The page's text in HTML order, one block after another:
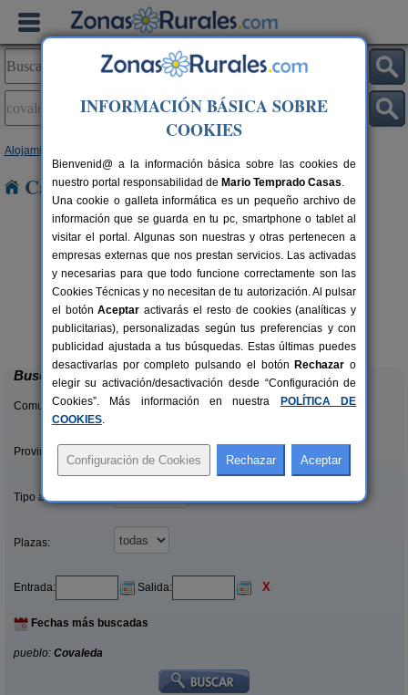
Alojamientos
Casas Rurales en Covaleda
8-16 pers.
desde25 €
Casa Rural Julito
Garray (Soria)
Buscar
Comunidades:
Provincias/Islas:
Tipo alquiler:
Plazas:
Entrada: Salida: X
Fechas más buscadas
pueblo: Covaleda
INFORMACIÓN BÁSICA SOBRE
COOKIES
Bienvenid@ a la información básica sobre las cookies de
nuestro portal responsabilidad de Mario Temprado Casas.
Una cookie o galleta informática es un pequeño archivo de
información que se guarda en tu pc, smartphone o tablet al
visitar el portal. Algunas son nuestras y otras pertenecen a
empresas externas que nos prestan servicios. Las activadas
y necesarias para que todo funcione correctamente son las
Cookies Técnicas y no necesitan de tu autorización. Al pulsar
el botónAceptar activarás el resto de cookies (analíticas y
publicitarias), personalizadas según tus preferencias y con
publicidad ajustada a tus búsquedas. Estas últimas puedes
desactivarlas por completo pulsando el botón Rechazar o
elegir su activación/desactivación desde “Configuración de
Cookies”. Más información en nuestra
POLÍTICA DE
COOKIES.